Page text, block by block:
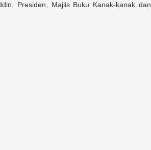
Presiden, Majlis Buku Kanak-kanak dan